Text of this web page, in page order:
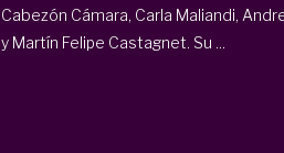
Cabezón Cámara, Carla Maliandi,
y Martín Felipe Castagnet. Su ...